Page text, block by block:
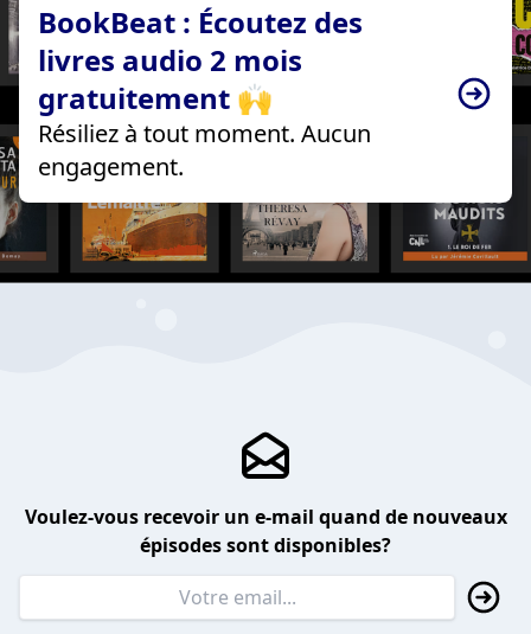
BookBeat : Écoutez des
livres audio 2 mois
gratuitement 🙌
Résiliez à tout moment. Aucun
engagement.
Voulez-vous recevoir un e-mail quand de nouveaux
épisodes sont disponibles?